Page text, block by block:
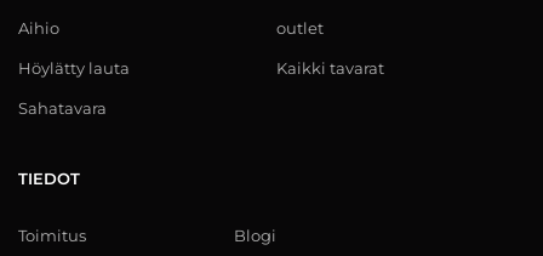
Aihio
Höylätty lauta
Sahatavara
outlet
Kaikki tavarat
TIEDOT
Toimitus Blogi